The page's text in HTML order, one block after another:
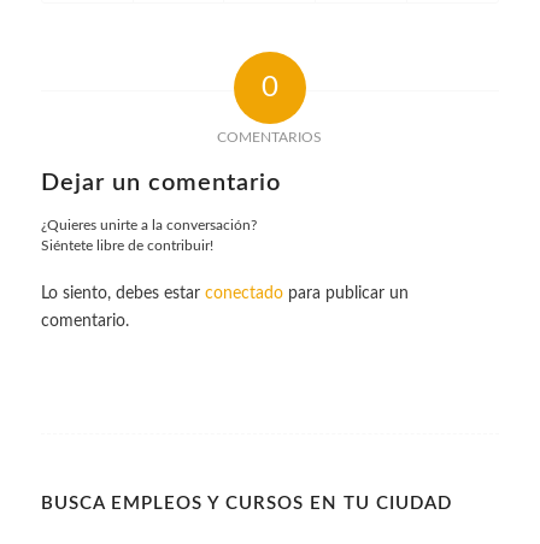
0
COMENTARIOS
Dejar un comentario
¿Quieres unirte a la conversación?
Siéntete libre de contribuir!
Lo siento, debes estar conectadopara publicar un
comentario.
BUSCA EMPLEOS Y CURSOS EN TU CIUDAD